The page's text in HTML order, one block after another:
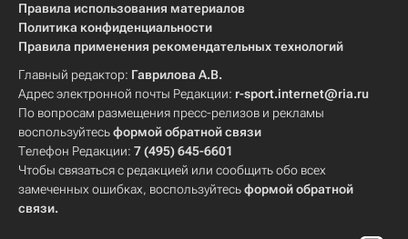
Правила использования материалов
Политика конфиденциальности
Правила применения рекомендательных технологий
Главный редактор: Гаврилова А.В.
Адрес электронной почты Редакции: r-sport.internet@ria.ru
По вопросам размещения пресс-релизов и рекламы
воспользуйтесьформой обратной связи
Телефон Редакции: 7 (495) 645-6601
Чтобы связаться с редакцией или сообщить обо всех
замеченных ошибках, воспользуйтесьформой обратной
связи.